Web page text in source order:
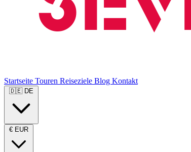
Startseite Touren Reiseziele Blog Kontakt
🇩🇪 DE
€ EUR